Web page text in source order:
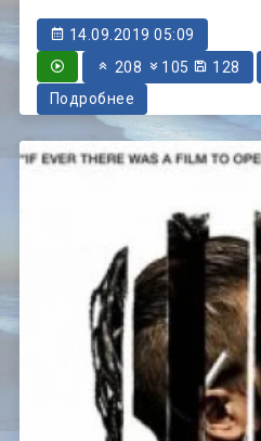
14.09.2019 05:09
208
105 128
Подробнее